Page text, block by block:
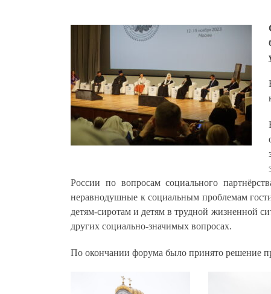
России по вопросам социального
неравнодушные к социальным проблемам
детям-сиротам и детям в трудной жизненной
других социально-значимых вопросах.
По окончании форума было принято решение